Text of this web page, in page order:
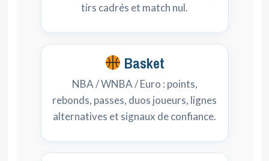
tirs cadrés et match nul.
Basket
NBA / WNBA / Euro : points,
rebonds, passes, duos joueurs, lignes
alternatives et signaux de confiance.